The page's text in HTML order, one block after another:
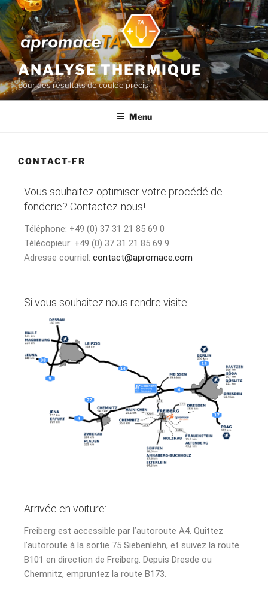
ANALYSE THERMIQUE
pour des résultats de coulée précis
Menu
CONTACT-FR
Vous souhaitez optimiser votre procédé de
fonderie? Contactez-nous!
Téléphone: +49 (0) 37 31 21 85 69 0
Télécopieur: +49 (0) 37 31 21 85 69 9
Adresse courriel: contact@apromace.com
Si vous souhaitez nous rendre visite:
Arrivée en voiture:
Freiberg est accessible par l’autoroute A4. Quittez
l’autoroute à la sortie 75 Siebenlehn, et suivez la route
B101 en direction de Freiberg. Depuis Dresde ou
Chemnitz, empruntez la route B173.